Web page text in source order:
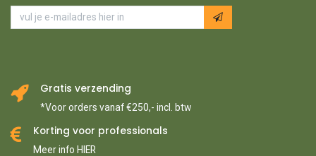
Gratis verzending
*Voor orders vanaf €250,- incl. btw
Korting voor professionals
Meer info HIER